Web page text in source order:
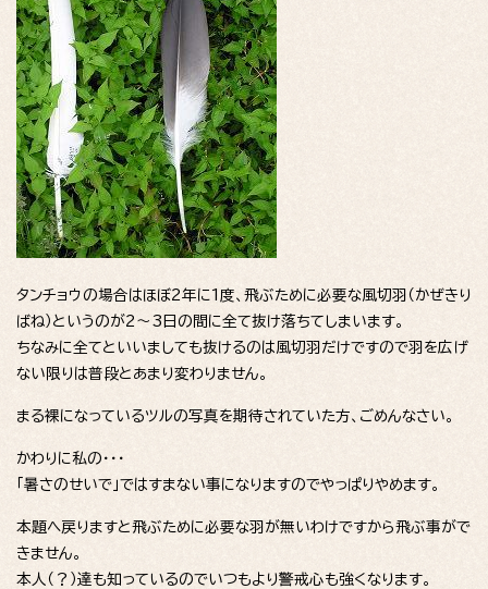
タンチョウの場合はほぼ2年に1度、飛ぶために必要な風切羽（かぜきり
ばね）というのが2～3日の間に全て抜け落ちてしまいます。
ちなみに全てといいましても抜けるのは風切羽だけですので羽を広げ
ない限りは普段とあまり変わりません。
まる裸になっているツルの写真を期待されていた方、ごめんなさい。
かわりに私の・・・
「暑さのせいで」ではすまない事になりますのでやっぱりやめます。
本題へ戻りますと飛ぶために必要な羽が無いわけですから飛ぶ事がで
きません。
本人（？）達も知っているのでいつもより警戒心も強くなります。